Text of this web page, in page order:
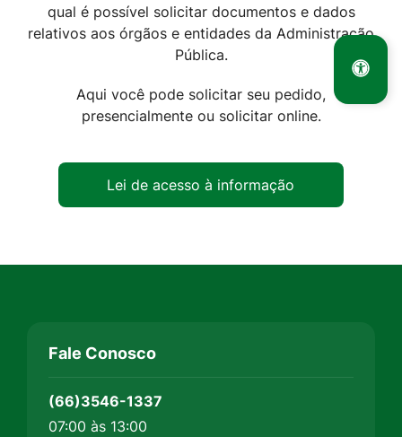
qual é possível solicitar documentos e dados
relativos aos órgãos e entidades da Administração
Pública.
Aqui você pode solicitar seu pedido,
presencialmente ou solicitar online.
Lei de acesso à informação
Fale Conosco
(66)3546-1337
07:00 às 13:00